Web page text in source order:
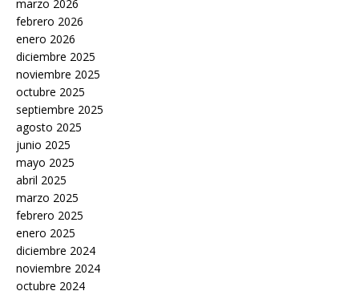
marzo 2026
febrero 2026
enero 2026
diciembre 2025
noviembre 2025
octubre 2025
septiembre 2025
agosto 2025
junio 2025
mayo 2025
abril 2025
marzo 2025
febrero 2025
enero 2025
diciembre 2024
noviembre 2024
octubre 2024